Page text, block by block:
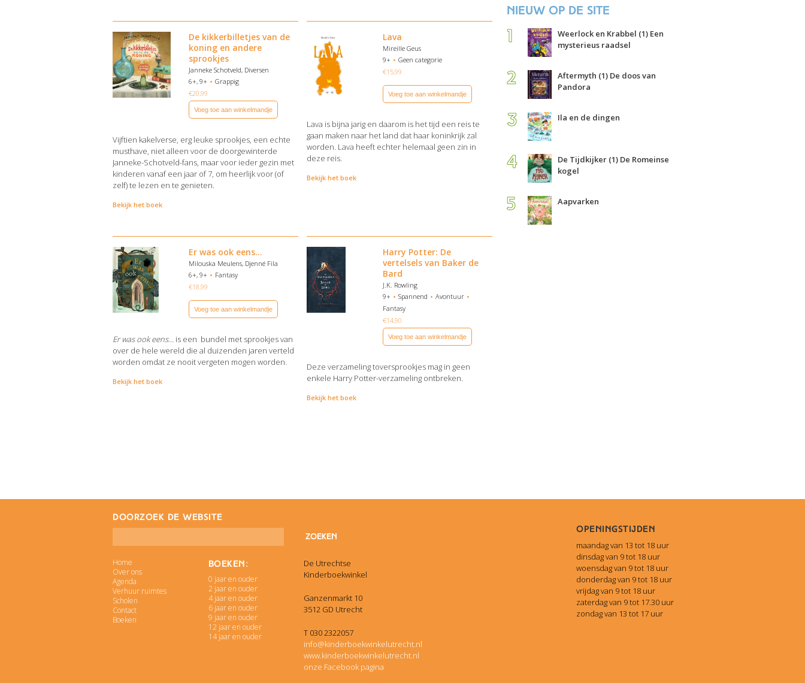
De kikkerbilletjes van de
koning en andere
sprookjes
Janneke Schotveld, Diversen
6+, 9+
Grappig
€20,99
Voeg toe aan winkelmandje
Vijftien kakelverse, erg leuke sprookjes, een echte
musthave, niet alleen voor de doorgewinterde
Janneke-Schotveld-fans, maar voor ieder gezin met
kinderen vanaf een jaar of 7, om heerlijk voor (of
zelf) te lezen en te genieten.
Bekijk het boek
Lava
Mireille Geus
9+
Geen categorie
€15,99
Voeg toe aan winkelmandje
Lava is bijna jarig en daarom is het tijd een reis te
gaan maken naar het land dat haar koninkrijk zal
worden. Lava heeft echter helemaal geen zin in
deze reis.
Bekijk het boek
Er was ook eens…
Milouska Meulens, Djenné Fila
6+, 9+
Fantasy
€18,99
Voeg toe aan winkelmandje
Er was ook eens… is een bundel met sprookjes van
over de hele wereld die al duizenden jaren verteld
worden omdat ze nooit vergeten mogen worden.
Bekijk het boek
Harry Potter: De
vertelsels van Baker de
Bard
J.K. Rowling
9+
Spannend
Avontuur
Fantasy
€14,90
Voeg toe aan winkelmandje
Deze verzameling toversprookjes mag in geen
enkele Harry Potter-verzameling ontbreken.
Bekijk het boek
Nieuw op de site
Weerlock en Krabbel (1) Een
mysterieus raadsel
Aftermyth (1) De doos van
Pandora
Ila en de dingen
De Tijdkijker (1) De Romeinse
kogel
Aapvarken
doorzoek de website
Home
Over ons
Agenda
Verhuur ruimtes
Scholen
Contact
Boeken
Boeken:
0 jaar en ouder
2 jaar en ouder
4 jaar en ouder
6 jaar en ouder
9 jaar en ouder
12 jaar en ouder
14 jaar en ouder
De Utrechtse
Kinderboekwinkel
Ganzenmarkt 10
3512 GD Utrecht
T 030 2322057
info@kinderboekwinkelutrecht.nl
www.kinderboekwinkelutrecht.nl
onze Facebook pagina
Openingstijden
maandag van 13 tot 18 uur
dinsdag van 9 tot 18 uur
woensdag van 9 tot 18 uur
donderdag van 9 tot 18 uur
vrijdag van 9 tot 18 uur
zaterdag van 9 tot 17.30 uur
zondag van 13 tot 17 uur